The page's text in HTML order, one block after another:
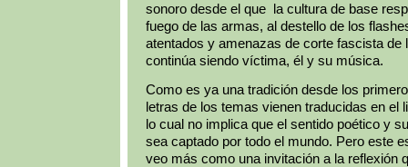
sonoro desde el que la cultura de base
fuego de las armas, al destello de los
atentados y amenazas de corte fascista de
continúa siendo víctima, él y su música.
Como es ya una tradición desde los
letras de los temas vienen traducidas en el
lo cual no implica que el sentido poético y
sea captado por todo el mundo. Pero este
veo más como una invitación a la reflexión